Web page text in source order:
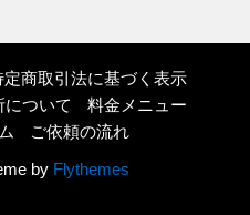
定商取引法に基づく表示
について
料金メニュー
ご依頼の流れ
by Flythemes